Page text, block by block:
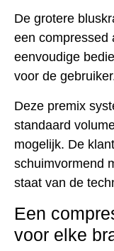
De grotere
een compressed
eenvoudige
voor de
Deze premix
standaard
mogelijk. De
schuimvormend
staat van de
Een
voor elke